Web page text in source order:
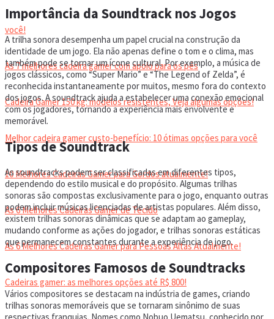
você!
As 7 melhores cadeira gamer com apoio para os pés
Cadeira Gamer 150 kg: modelos resistentes, Veja algumas opções!
Melhor cadeira gamer custo-benefício: 10 ótimas opções para você
10 Melhores Cadeiras Gamer para Gordos atualmente!
As 6 Melhores Cadeiras Gamer de Tecido
As 6 Melhores Cadeiras Gamer para Pessoas Altas Atualmente!
Cadeiras gamer: as melhores opções até R$ 800!
Importância da Soundtrack nos Jogos
A trilha sonora desempenha um papel crucial na construção da
identidade de um jogo. Ela não apenas define o tom e o clima, mas
também pode se tornar um ícone cultural. Por exemplo, a música de
jogos clássicos, como “Super Mario” e “The Legend of Zelda”, é
reconhecida instantaneamente por muitos, mesmo fora do contexto
dos jogos. A soundtrack ajuda a estabelecer uma conexão emocional
com os jogadores, tornando a experiência mais envolvente e
memorável.
Tipos de Soundtrack
As soundtracks podem ser classificadas em diferentes tipos,
dependendo do estilo musical e do propósito. Algumas trilhas
sonoras são compostas exclusivamente para o jogo, enquanto outras
podem incluir músicas licenciadas de artistas populares. Além disso,
existem trilhas sonoras dinâmicas que se adaptam ao gameplay,
mudando conforme as ações do jogador, e trilhas sonoras estáticas
que permanecem constantes durante a experiência de jogo.
Compositores Famosos de Soundtracks
Vários compositores se destacam na indústria de games, criando
trilhas sonoras memoráveis que se tornaram sinônimo de suas
respectivas franquias. Nomes como Nobuo Uematsu, conhecido por